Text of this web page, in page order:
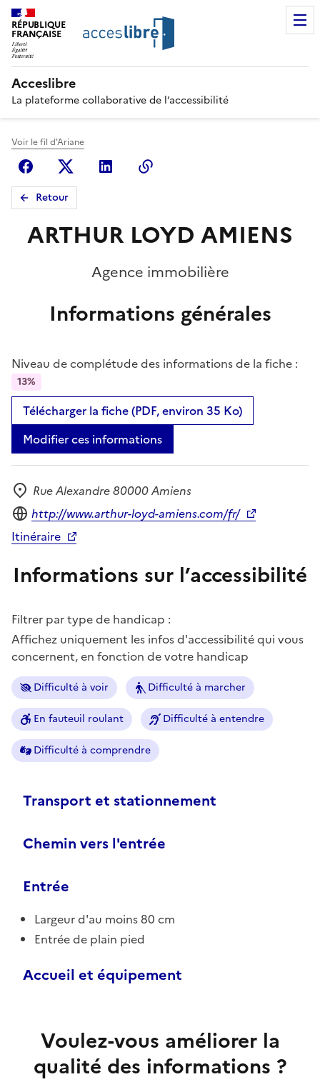
RÉPUBLIQUE
FRANÇAISE
Acceslibre
La plateforme collaborative de l’accessibilité
Voir le fil d'Ariane
FacebookX (anciennement Twitter)
Linkedin
Retour
ARTHUR LOYD AMIENS
Agence immobilière
Informations générales
Niveau de complétude des informations de la fiche :
13%
Télécharger la fiche (PDF, environ 35 Ko)
Modifier ces informations
Adresse
Rue Alexandre 80000 Amiens
Site internet
http://www.arthur-loyd-amiens.com/fr/
Itinéraire
Informations sur l’accessibilité
Filtrer par type de handicap :
Affichez uniquement les infos d'accessibilité qui vous
concernent, en fonction de votre handicap
Difficulté à voir Difficulté à marcher
En fauteuil roulant Difficulté à entendre
Difficulté à comprendre
Transport et stationnement
Chemin vers l'entrée
Entrée
Largeur d'au moins 80 cm
Entrée de plain pied
Accueil et équipement
Voulez-vous améliorer la
qualité des informations ?